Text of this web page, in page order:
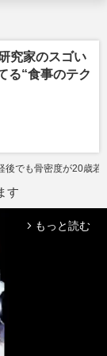
究家のスゴい
る“食事のテク
後でも骨密度が20歳若
す
arrow_forward_ios もっと読む